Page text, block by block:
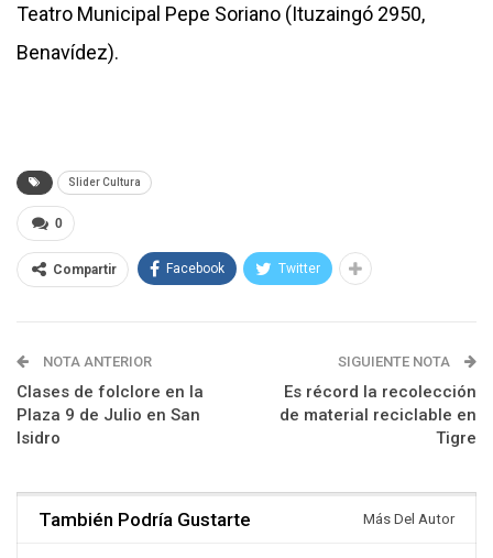
Teatro Municipal Pepe Soriano (Ituzaingó 2950,
Benavídez).
Slider Cultura
0
Compartir Facebook Twitter
NOTA ANTERIOR
Clases de folclore en la
Plaza 9 de Julio en San
Isidro
SIGUIENTE NOTA
Es récord la recolección
de material reciclable en
Tigre
También Podría Gustarte Más Del Autor